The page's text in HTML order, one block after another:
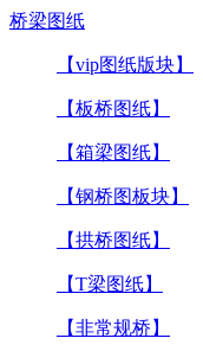
桥梁图纸
【vip图纸版块】
【板桥图纸】
【箱梁图纸】
【钢桥图板块】
【拱桥图纸】
【T梁图纸】
【非常规桥】